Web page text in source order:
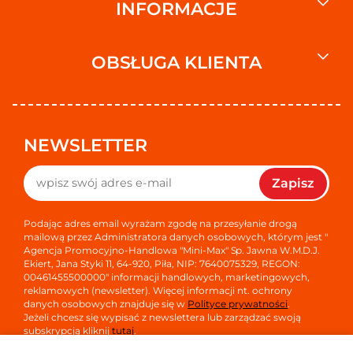
INFORMACJE
OBSŁUGA KLIENTA
NEWSLETTER
Zapisz
Podając adres email wyrażam zgodę na przesyłanie drogą
mailową przez Administratora danych osobowych, którym jest "
Agencja Promocyjno-Handlowa "Mini-Max" Sp. Jawna W.M.D.J.
Ekiert, Jana Styki 11, 64-920, Piła, NIP: 7640075329, REGON:
00461455500000" informacji handlowych, marketingowych,
reklamowych (newsletter). Więcej informacji nt. ochrony
danych osobowych znajduje się w Polityce prywatności.
Jeżeli chcesz się wypisać z newslettera lub zarządzać swoją
subskrypcją kliknijtutaj.